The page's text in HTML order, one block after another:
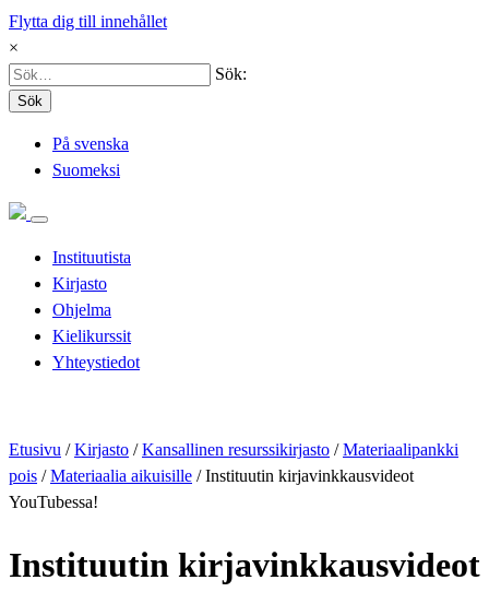
Flytta dig till innehållet
×
Sök:
Sök
På svenska
Suomeksi
Instituutista
Kirjasto
Ohjelma
Kielikurssit
Yhteystiedot
Etusivu /Kirjasto /Kansallinen resurssikirjasto /Materiaalipankki
pois /Materiaalia aikuisille /Instituutin kirjavinkkausvideot
YouTubessa!
Instituutin kirjavinkkausvideot